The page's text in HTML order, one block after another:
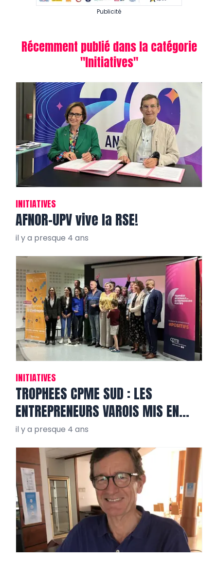
Publicité
Récemment publié dans la catégorie
"Initiatives"
INITIATIVES
AFNOR-UPV vive la RSE!
il y a presque 4 ans
INITIATIVES
TROPHEES CPME SUD : LES
ENTREPRENEURS VAROIS MIS EN
VALEUR
il y a presque 4 ans